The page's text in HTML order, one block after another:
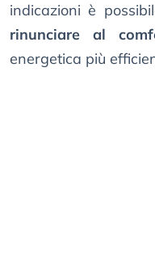
indicazioni è
rinunciare al
energetica più